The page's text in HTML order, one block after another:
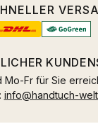
Mo-Fr für Sie
info@handtuch-